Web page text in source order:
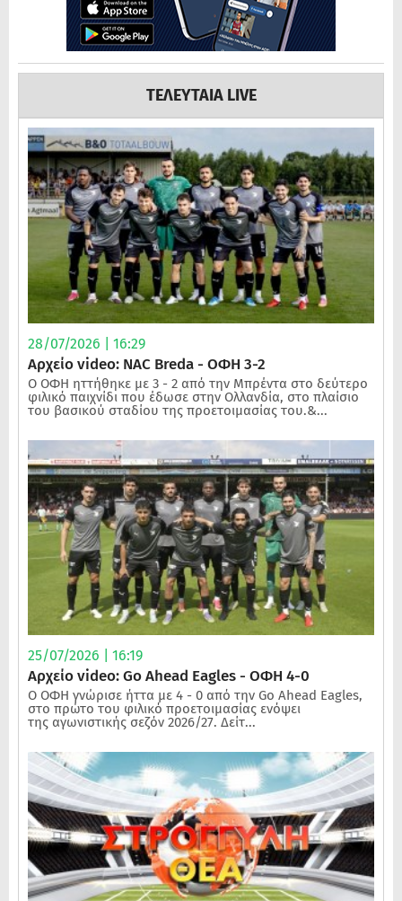
ΤΕΛΕΥΤΑΙΑ LIVE
28/07/2026 | 16:29
Αρχείο video: NAC Breda - ΟΦΗ 3-2
Ο ΟΦΗ ηττήθηκε με 3 - 2 από την Μπρέντα στο δεύτερο
φιλικό παιχνίδι που έδωσε στην Ολλανδία, στο πλαίσιο
του βασικού σταδίου της προετοιμασίας του.&...
25/07/2026 | 16:19
Αρχείο video: Go Ahead Eagles - ΟΦΗ 4-0
Ο ΟΦΗ γνώρισε ήττα με 4 - 0 από την Go Ahead Eagles,
στο πρώτο του φιλικό προετοιμασίας ενόψει
της αγωνιστικής σεζόν 2026/27. Δείτ...